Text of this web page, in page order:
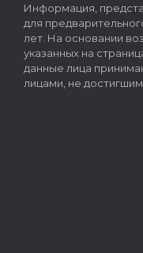
Информация,
для
лет. На основании
указанных на
данные лица
лицами, не достигшим